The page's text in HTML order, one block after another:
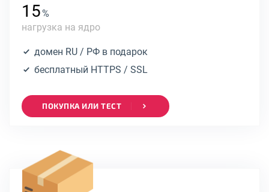
15%
нагрузка на ядро
домен RU / РФ в подарок
бесплатный HTTPS / SSL
ПОКУПКА ИЛИ ТЕСТ